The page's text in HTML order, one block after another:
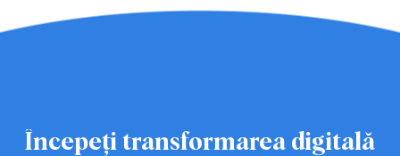
Începeți transformarea digitală